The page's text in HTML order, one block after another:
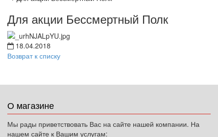
Для акции Бессмертный Полк
18.04.2018
Возврат к списку
О магазине
Мы рады приветствовать Вас на сайте нашей компании. На
нашем сайте к Вашим услугам: